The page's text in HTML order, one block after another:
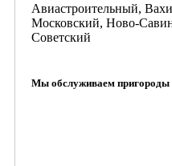
Авиастроительный,
Московский, Ново-
Советский
Мы обслуживаем пригороды